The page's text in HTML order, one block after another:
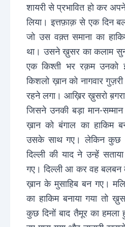
शायरी से प्रभावित हो कर
लिया। इत्तफ़ाक़ से एक दिन
जो उस वक़्त समाना का
था। उसने ख़ुसर का कलाम
एक किश्ती भर रक़म उनको
किशलो ख़ान को नागवार
रहने लगा। आख़िर ख़ुसरो
जिसने उनकी बड़ा मान-
ख़ान को बंगाल का हाकिम
उसके साथ गए। लेकिन कुछ
दिल्ली की याद ने उन्हें
गए। दिल्ली आ कर वह
ख़ान के मुसाहिब बन गए।
का हाकिम बनाया गया तो
कुछ दिनों बाद तैमूर का